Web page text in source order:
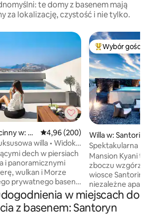
te domy z basenem mają
za lokalizację, czystość i nie tylko.
w: Py
Średnia ocena: 4,96 na 5, liczba
4,96 (200)
willa • Widok
dech w piersiach
i panoramicznymi
wulkan i Morze
prywatnego basenu
prywatność,
do każdego
Wybór gości
Willa w: Santorini
Spektakularna
wynajem
Mansion Kyani to
zboczu wzgórza
wiosce Santorini.
niezależne
na dwóch
zapewniając
przestrzenie dla
w miejscach do
z basenem: Santoryn